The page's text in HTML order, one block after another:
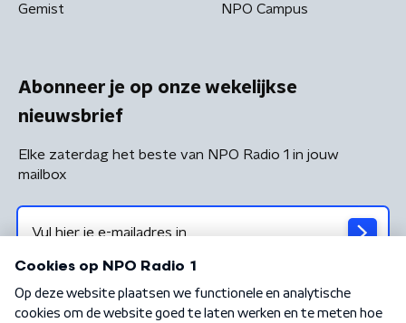
Gemist NPO Campus
Abonneer je op onze wekelijkse
nieuwsbrief
Elke zaterdag het beste van NPO Radio 1 in jouw
mailbox